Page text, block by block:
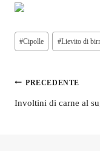
Tag
articolo:
#Cipolle #Lievito di
Navigazione
articoli
PRECEDENTE
Involtini di carne al